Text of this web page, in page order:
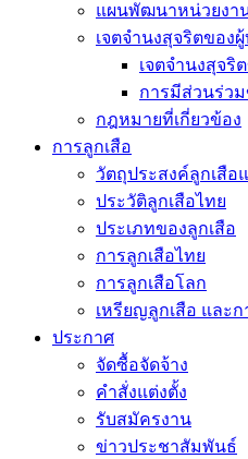
แผนพัฒนาหน่วยงา
เจตจำนงสุจริตของ
เจตจำนงสุจริ
การมีส่วนร่ว
กฎหมายที่เกี่ยวข้อง
การลูกเสือ
วัตถุประสงค์ลูกเสือ
ประวัติลูกเสือไทย
ประเภทของลูกเสือ
การลูกเสือไทย
การลูกเสือโลก
เหรียญลูกเสือ และก
ประกาศ
จัดซื้อจัดจ้าง
คำสั่งแต่งตั้ง
รับสมัครงาน
ข่าวประชาสัมพันธ์